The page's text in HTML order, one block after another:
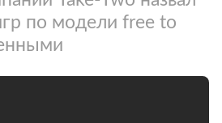
по модели free to